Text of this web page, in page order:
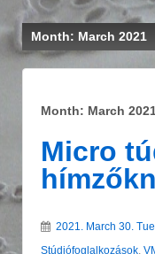
Month: March 2021
Month: March
Micro
2021. March 30.
Stúdiófoglalkozások,